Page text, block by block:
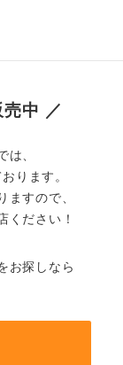
中 ／
は、
ります。
ますので、
ください！
お探しなら